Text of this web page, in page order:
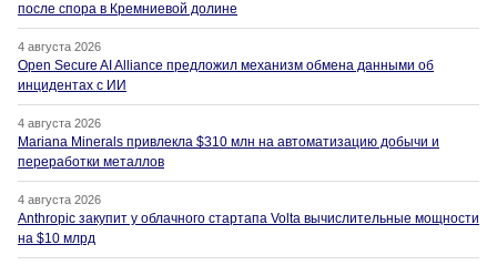
после спора в Кремниевой долине
4 августа 2026
Open Secure AI Alliance предложил механизм обмена данными об
инцидентах с ИИ
4 августа 2026
Mariana Minerals привлекла $310 млн на автоматизацию добычи и
переработки металлов
4 августа 2026
Anthropic закупит у облачного стартапа Volta вычислительные мощности
на $10 млрд